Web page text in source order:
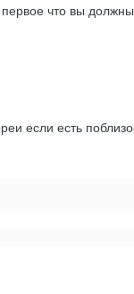
что вы должны
если есть